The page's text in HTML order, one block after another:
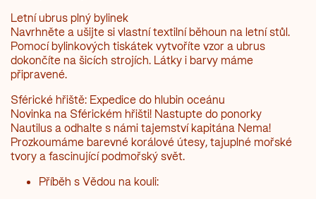
Letní ubrus plný bylinek
Navrhněte a ušijte si vlastní textilní běhoun na letní stůl.
Pomocí bylinkových tiskátek vytvoříte vzor a ubrus
dokončíte na šicích strojích. Látky i barvy máme
připravené.
Sférické hřiště: Expedice do hlubin oceánu
Novinka na Sférickém hřišti! Nastupte do ponorky
Nautilus a odhalte s námi tajemství kapitána Nema!
Prozkoumáme barevné korálové útesy, tajuplné mořské
tvory a fascinující podmořský svět.
Příběh s Vědou na kouli: